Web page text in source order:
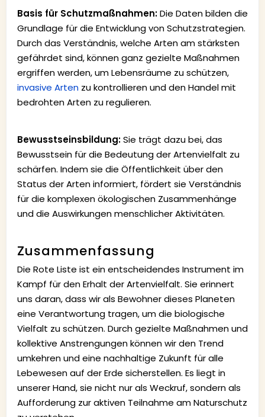
Basis für Schutzmaßnahmen:Die Daten bilden die
Grundlage für die Entwicklung von Schutzstrategien.
Durch das Verständnis, welche Arten am stärksten
gefährdet sind, können ganz gezielte Maßnahmen
ergriffen werden, um Lebensräume zu schützen,
invasive Artenzu kontrollieren und den Handel mit
bedrohten Arten zu regulieren.
Bewusstseinsbildung:Sie trägt dazu bei, das
Bewusstsein für die Bedeutung der Artenvielfalt zu
schärfen. Indem sie die Öffentlichkeit über den
Status der Arten informiert, fördert sie Verständnis
für die komplexen ökologischen Zusammenhänge
und die Auswirkungen menschlicher Aktivitäten.
Zusammenfassung
Die Rote Liste ist ein entscheidendes Instrument im
Kampf für den Erhalt der Artenvielfalt. Sie erinnert
uns daran, dass wir als Bewohner dieses Planeten
eine Verantwortung tragen, um die biologische
Vielfalt zu schützen. Durch gezielte Maßnahmen und
kollektive Anstrengungen können wir den Trend
umkehren und eine nachhaltige Zukunft für alle
Lebewesen auf der Erde sicherstellen. Es liegt in
unserer Hand, sie nicht nur als Weckruf, sondern als
Aufforderung zur aktiven Teilnahme am Naturschutz